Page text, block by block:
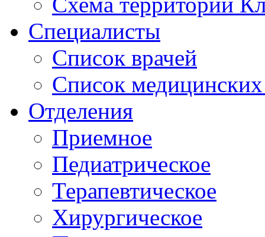
Специалисты
Список врачей
Список медицинских
Отделения
Приемное
Педиатрическое
Терапевтическое
Хирургическое